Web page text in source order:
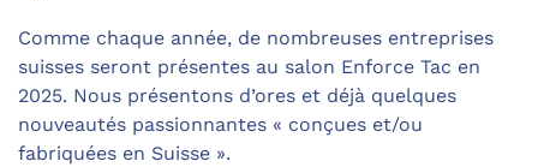
Comme chaque année, de nombreuses entreprises
suisses seront présentes au salon Enforce Tac en
2025. Nous présentons d’ores et déjà quelques
nouveautés passionnantes « conçues et/ou
fabriquées en Suisse ».